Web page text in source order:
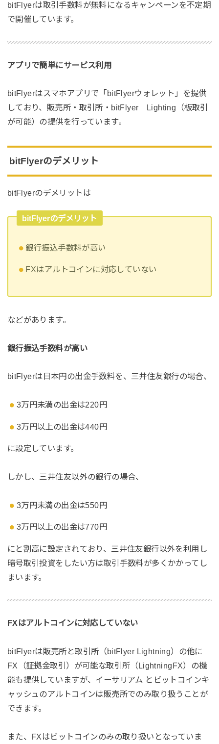
bitFlyerは取引手数料が無料になるキャンペーンを不定期
で開催しています。
アプリで簡単にサービス利用
bitFlyerはスマホアプリで「bitFlyerウォレット」を提供
しており、販売所・取引所・bitFlyer Lighting（板取引
が可能）の提供を行っています。
bitFlyerのデメリット
bitFlyerのデメリットは
bitFlyerのデメリット
銀行振込手数料が高い
FXはアルトコインに対応していない
などがあります。
銀行振込手数料が高い
bitFlyerは日本円の出金手数料を、三井住友銀行の場合、
3万円未満の出金は220円
3万円以上の出金は440円
に設定しています。
しかし、三井住友以外の銀行の場合、
3万円未満の出金は550円
3万円以上の出金は770円
にと割高に設定されており、三井住友銀行以外を利用し
暗号取引投資をしたい方は取引手数料が多くかかってし
まいます。
FXはアルトコインに対応していない
bitFlyerは販売所と取引所（bitFlyer Lightning）の他に
FX（証拠金取引）が可能な取引所（LightningFX）の機
能も提供していますが、イーサリアム とビットコインキ
ャッシュのアルトコインは販売所でのみ取り扱うことが
できます。
また、FXはビットコインのみの取り扱いとなっていま